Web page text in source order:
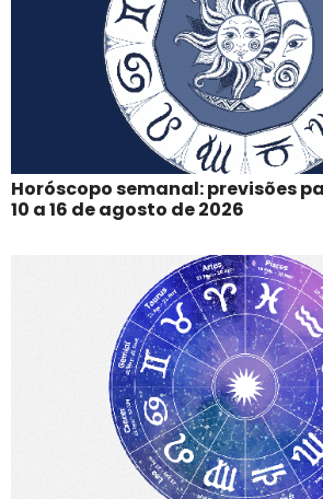
Horóscopo semanal: previsões
10 a 16 de agosto de 2026